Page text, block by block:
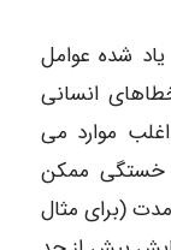
یاد شده عوامل
انسانی
موارد می
خستگی ممکن
(برای مثال